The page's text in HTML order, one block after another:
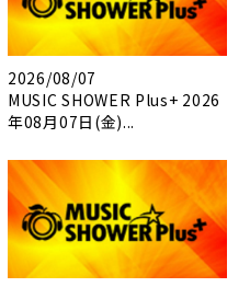
2026/08/07
MUSIC SHOWER Plus+ 2026
年08月07日(金)...